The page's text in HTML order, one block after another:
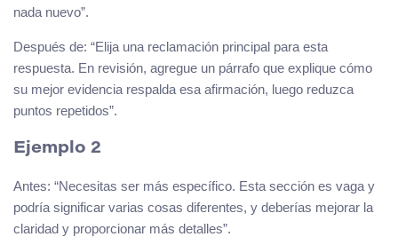
nada nuevo”.
Después de: “Elija una reclamación principal para esta
respuesta. En revisión, agregue un párrafo que explique cómo
su mejor evidencia respalda esa afirmación, luego reduzca
puntos repetidos”.
Ejemplo 2
Antes: “Necesitas ser más específico. Esta sección es vaga y
podría significar varias cosas diferentes, y deberías mejorar la
claridad y proporcionar más detalles”.